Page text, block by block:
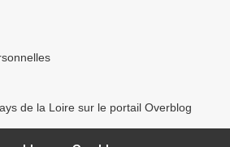
de la Loire sur le portail Overblog